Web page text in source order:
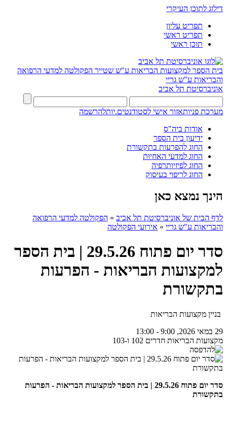
דילוג לתוכן העיקרי
תפריט עליון
תפריט ראשי
תוכן ראשי
בית הספר למקצועות הבריאות ע"ש שטייר הפקולטה למדעי הרפואה
והבריאות ע"ש גריי
אוניברסיטת תל אביב
מערכת פניותאזור אישי לסטודנטים.יותלהרשמה
אודות ביה"ס
ידיעון בית הספר
החוג להפרעות בתקשורת
החוג למדעי האחיוּת
החוג לפיזיותרפיה
החוג לריפוי בעיסוק
הינך נמצא כאן
לדף הבית של אוניברסיטת תל אביב » הפקולטה למדעי הרפואה
והבריאות ע"ש גריי » אירועי הפקולטה
סדר יום פתוח 29.5.26 | בית הספר
למקצועות הבריאות - הפרעות
בתקשורת
בניין מקצועות הבריאות
29 במאי 2026, 9:00 - 13:00
מקצועות הבריאות חדרים 102 ו-103
סדר יום פתוח 29.5.26 | בית הספר למקצועות הבריאות - הפרעות
בתקשורת